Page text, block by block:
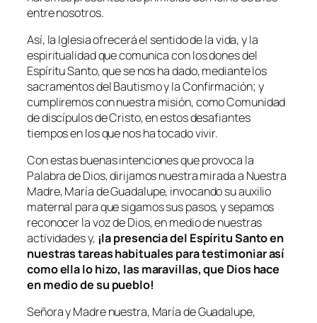
entre nosotros.
Así, la Iglesia ofrecerá el sentido de la vida, y la
espiritualidad que comunica con los dones del
Espíritu Santo, que se nos ha dado, mediante los
sacramentos del Bautismo y la Confirmación; y
cumpliremos con nuestra misión, como Comunidad
de discípulos de Cristo, en estos desafiantes
tiempos en los que nos ha tocado vivir.
Con estas buenas intenciones que provoca la
Palabra de Dios, dirijamos nuestra mirada a Nuestra
Madre, María de Guadalupe, invocando su auxilio
maternal para que sigamos sus pasos, y sepamos
reconocer la voz de Dios, en medio de nuestras
actividades y, ¡la presencia del Espíritu Santo en
nuestras tareas habituales para testimoniar así
como ella lo hizo, las maravillas, que Dios hace
en medio de su pueblo!
Señora y Madre nuestra, María de Guadalupe,